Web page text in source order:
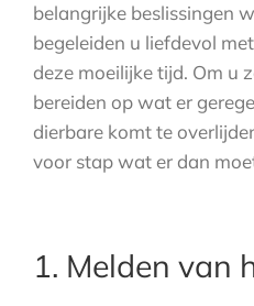
belangrijke beslissingen
begeleiden u liefdevol
deze moeilijke tijd. Om u
bereiden op wat er
dierbare komt te
voor stap wat er dan
1. Melden van